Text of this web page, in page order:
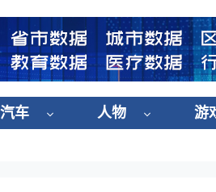
汽车 人物 游